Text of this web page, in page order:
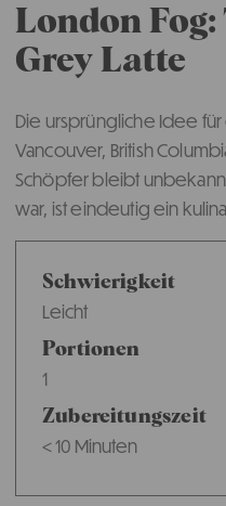
London
Grey Latte
Die ursprüngliche Idee für
Vancouver, British
Schöpfer bleibt
war, ist eindeutig ein
Schwierigkeit
Leicht
Portionen
1
Zubereitungszeit
< 10 Minuten